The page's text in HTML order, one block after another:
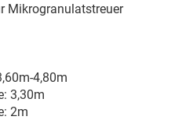
Mikrogranulatstreuer
4,80m
3,30m
2m